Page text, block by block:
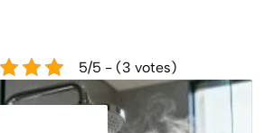
5/5 - (3 votes)